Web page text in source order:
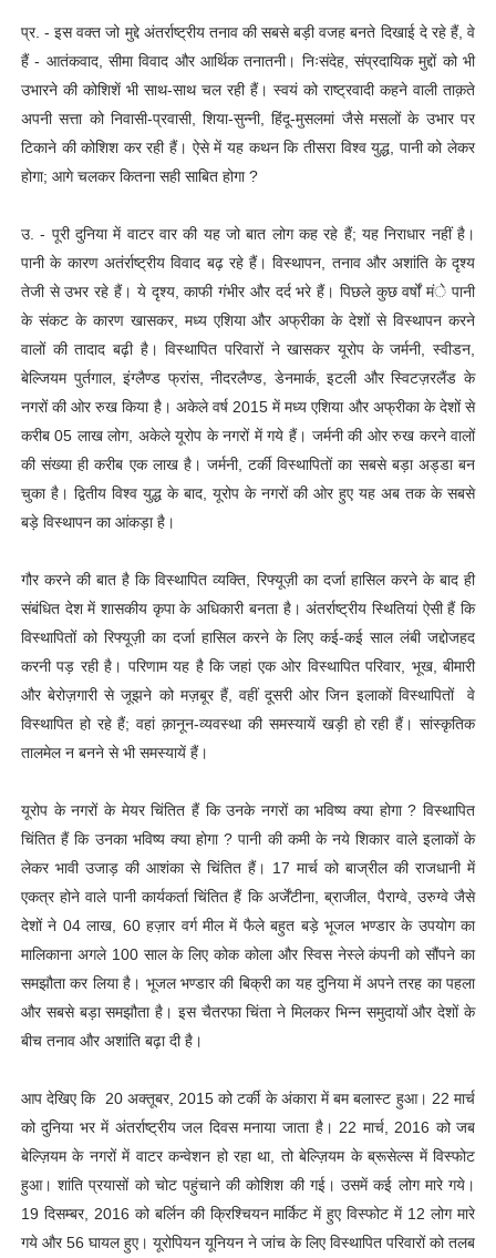
प्र. - इस वक्त जो मुद्दे अंतर्राष्ट्रीय तनाव की सबसे बड़ी वजह बनते दिखाई दे रहे हैं, वे
हैं - आतंकवाद, सीमा विवाद और आर्थिक तनातनी। निःसंदेह, संप्रदायिक मुद्दों को भी
उभारने की कोशिशें भी साथ-साथ चल रही हैं। स्वयं को राष्ट्रवादी कहने वाली ताक़ते
अपनी सत्ता को निवासी-प्रवासी, शिया-सुन्नी, हिंदू-मुसलमां जैसे मसलों के उभार पर
टिकाने की कोशिश कर रही हैं। ऐसे में यह कथन कि तीसरा विश्व युद्ध, पानी को लेकर
होगा; आगे चलकर कितना सही साबित होगा ?
उ. - पूरी दुनिया में वाटर वार की यह जो बात लोग कह रहे हैं; यह निराधार नहीं है।
पानी के कारण अतंर्राष्ट्रीय विवाद बढ़ रहे हैं। विस्थापन, तनाव और अशांति के दृश्य
तेजी से उभर रहे हैं। ये दृश्य, काफी गंभीर और दर्द भरे हैं। पिछले कुछ वर्षों मंे पानी
के संकट के कारण खासकर, मध्य एशिया और अफ्रीका के देशों से विस्थापन करने
वालों की तादाद बढ़ी है। विस्थापित परिवारों ने खासकर यूरोप के जर्मनी, स्वीडन,
बेल्जियम पुर्तगाल, इंग्लैण्ड फ्रांस, नीदरलैण्ड, डेनमार्क, इटली और स्विटज़रलैंड के
नगरों की ओर रुख किया है। अकेले वर्ष 2015 में मध्य एशिया और अफ्रीका के देशों से
करीब 05 लाख लोग, अकेले यूरोप के नगरों में गये हैं। जर्मनी की ओर रुख करने वालों
की संख्या ही करीब एक लाख है। जर्मनी, टर्की विस्थापितों का सबसे बड़ा अड्डा बन
चुका है। द्वितीय विश्व युद्ध के बाद, यूरोप के नगरों की ओर हुए यह अब तक के सबसे
बड़े विस्थापन का आंकड़ा है।
गौर करने की बात है कि विस्थापित व्यक्ति, रिफ्यूज़ी का दर्जा हासिल करने के बाद ही
संबंधित देश में शासकीय कृपा के अधिकारी बनता है। अंतर्राष्ट्रीय स्थितियां ऐसी हैं कि
विस्थापितों को रिफ्यूज़ी का दर्जा हासिल करने के लिए कई-कई साल लंबी जद्दोजहद
करनी पड़ रही है। परिणाम यह है कि जहां एक ओर विस्थापित परिवार, भूख, बीमारी
और बेरोज़गारी से जूझने को मज़बूर हैं, वहीं दूसरी ओर जिन इलाकों विस्थापितों वे
विस्थापित हो रहे हैं; वहां क़ानून-व्यवस्था की समस्यायें खड़ी हो रही हैं। सांस्कृतिक
तालमेल न बनने से भी समस्यायें हैं।
यूरोप के नगरों के मेयर चिंतित हैं कि उनके नगरों का भविष्य क्या होगा ? विस्थापित
चिंतित हैं कि उनका भविष्य क्या होगा ? पानी की कमी के नये शिकार वाले इलाकों के
लेकर भावी उजाड़ की आशंका से चिंतित हैं। 17 मार्च को बाज्रील की राजधानी में
एकत्र होने वाले पानी कार्यकर्ता चिंतित हैं कि अर्जेंटीना, ब्राजील, पैराग्वे, उरुग्वे जैसे
देशों ने 04 लाख, 60 हज़ार वर्ग मील में फैले बहुत बड़े भूजल भण्डार के उपयोग का
मालिकाना अगले 100 साल के लिए कोक कोला और स्विस नेस्ले कंपनी को सौंपने का
समझौता कर लिया है। भूजल भण्डार की बिक्री का यह दुनिया में अपने तरह का पहला
और सबसे बड़ा समझौता है। इस चैतरफा चिंता ने मिलकर भिन्न समुदायों और देशों के
बीच तनाव और अशांति बढ़ा दी है।
आप देखिए कि 20 अक्तूबर, 2015 को टर्की के अंकारा में बम बलास्ट हुआ। 22 मार्च
को दुनिया भर में अंतर्राष्ट्रीय जल दिवस मनाया जाता है। 22 मार्च, 2016 को जब
बेल्ज़ियम के नगरों में वाटर कन्वेशन हो रहा था, तो बेल्ज़ियम के ब्रूसेल्स में विस्फोट
हुआ। शांति प्रयासों को चोट पहुंचाने की कोशिश की गई। उसमें कई लोग मारे गये।
19 दिसम्बर, 2016 को बर्लिन की क्रिश्चियन मार्किट में हुए विस्फोट में 12 लोग मारे
गये और 56 घायल हुए। यूरोपियन यूनियन ने जांच के लिए विस्थापित परिवारों को तलब